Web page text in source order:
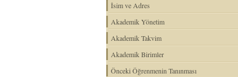
İsim ve Adres
Akademik Yönetim
Akademik Takvim
Akademik Birimler
Önceki Öğrenmenin Tanınması